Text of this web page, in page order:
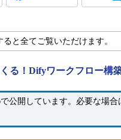
ると全てご覧いただけます。
る！Difyワークフロー構
公開しています。必要な場合